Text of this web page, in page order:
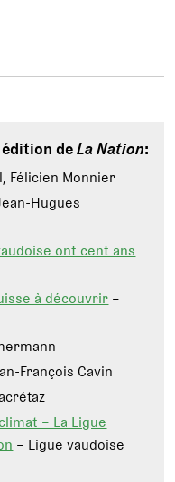
édition deLa Nation:
Félicien Monnier
Hugues
ont cent ans
à découvrir –
François Cavin
– La Ligue
– Ligue vaudoise